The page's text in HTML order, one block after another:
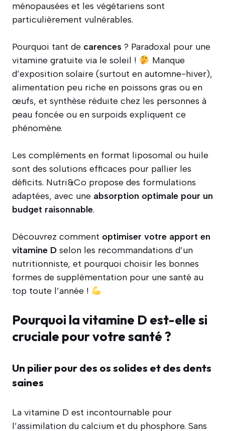
ménopausées et les végétariens sont
particulièrement vulnérables.
Pourquoi tant de carences ? Paradoxal pour une
vitamine gratuite via le soleil !
Manque
d’exposition solaire (surtout en automne-hiver),
alimentation peu riche en poissons gras ou en
œufs, et synthèse réduite chez les personnes à
peau foncée ou en surpoids expliquent ce
phénomène.
Les compléments en format liposomal ou huile
sont des solutions efficaces pour pallier les
déficits. Nutri&Co propose des formulations
adaptées, avec une absorption optimale pour un
budget raisonnable.
Découvrez comment optimiser votre apport en
vitamine D selon les recommandations d’un
nutritionniste, et pourquoi choisir les bonnes
formes de supplémentation pour une santé au
top toute l’année !
Pourquoi la vitamine D est-elle si
cruciale pour votre santé ?
Un pilier pour des os solides et des dents
saines
La vitamine D est incontournable pour
l’assimilation du calcium et du phosphore. Sans